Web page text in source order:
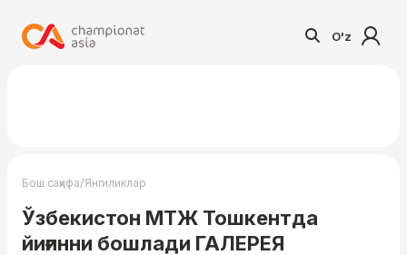
O'z
Бош саҳифа/Янгиликлар
Ўзбекистон МТЖ Тошкентда
йиғинни бошлади ГАЛЕРЕЯ